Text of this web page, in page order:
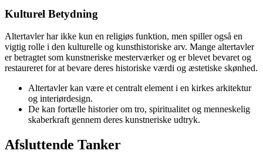
Kulturel Betydning
Altertavler har ikke kun en religiøs funktion, men spiller også en
vigtig rolle i den kulturelle og kunsthistoriske arv. Mange altertavler
er betragtet som kunstneriske mesterværker og er blevet bevaret og
restaureret for at bevare deres historiske værdi og æstetiske skønhed.
Altertavler kan være et centralt element i en kirkes arkitektur
og interiørdesign.
De kan fortælle historier om tro, spiritualitet og menneskelig
skaberkraft gennem deres kunstneriske udtryk.
Afsluttende Tanker